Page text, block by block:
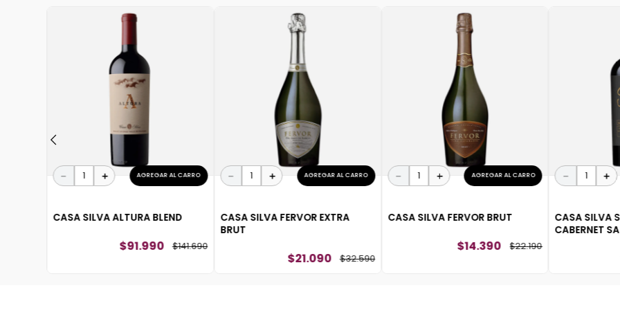
＋
－ AGREGAR AL CARRO
CASA SILVA ALTURA BLEND
$91.990 $141.690
＋
－ AGREGAR AL CARRO
CASA SILVA FERVOR EXTRA
BRUT
$21.090 $32.590
＋
－ AGREGAR AL CARRO
CASA SILVA FERVOR BRUT
$14.390 $22.190
＋
－
CASA SILVA
CABERNET